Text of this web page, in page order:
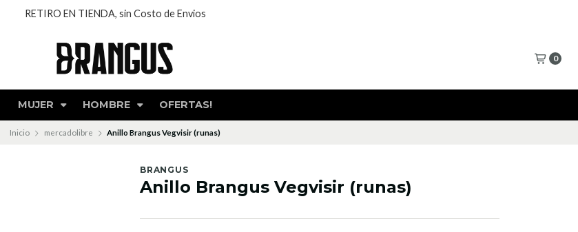
0
MUJER HOMBRE OFERTAS!
RETIRO EN TIENDA, sin Costo de Envios
Inicio mercadolibre Anillo Brangus Vegvisir (runas)
BRANGUS
Anillo Brangus Vegvisir (runas)